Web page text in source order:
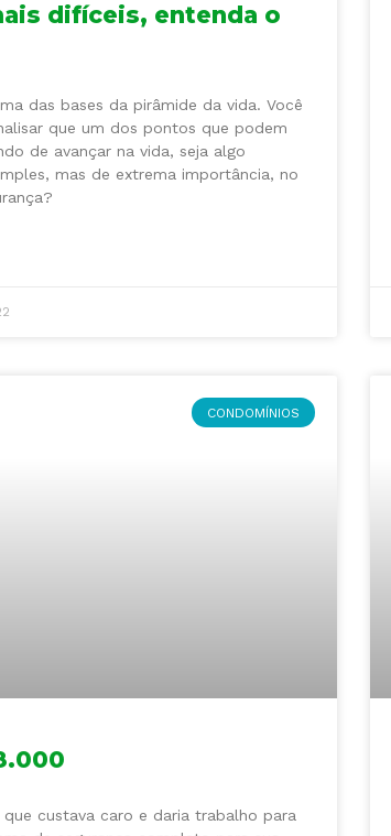
difíceis, entenda o
das bases da pirâmide da vida. Você
que um dos pontos que podem
de avançar na vida, seja algo
mas de extrema importância, no
CONDOMÍNIOS
que custava caro e daria trabalho para